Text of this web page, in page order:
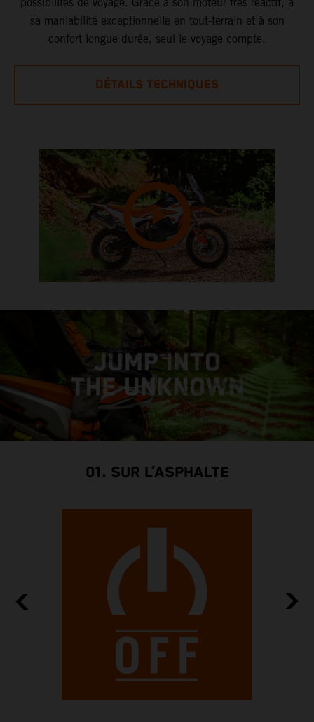
sa maniabilité exceptionnelle en tout-terrain et à son
confort longue durée, seul le voyage compte.
DÉTAILS TECHNIQUES
01. SUR L’ASPHALTE